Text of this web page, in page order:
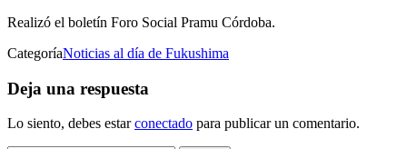
Realizó el boletín Foro Social Pramu Córdoba.
CategoríaNoticias al día de Fukushima
Deja una respuesta
Lo siento, debes estarconectado para publicar un comentario.